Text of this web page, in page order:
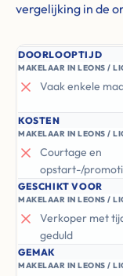
vergelijking in de
DOORLOOPTIJD
MAKELAAR IN LEONS /
Vaak enkele
KOSTEN
MAKELAAR IN LEONS /
Courtage en
opstart-/
GESCHIKT VOOR
MAKELAAR IN LEONS /
Verkoper met
geduld
GEMAK
MAKELAAR IN LEONS /